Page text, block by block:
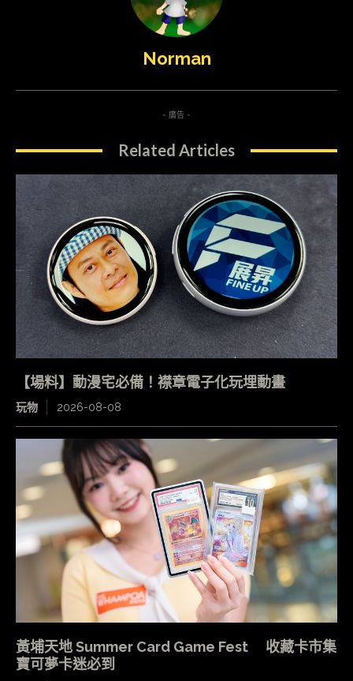
Norman
- 廣告 -
Related Articles
【場料】動漫宅必備！襟章電子化玩埋動畫
玩物 2026-08-08
黃埔天地 Summer Card Game Fest 收藏卡市集
寶可夢卡迷必到